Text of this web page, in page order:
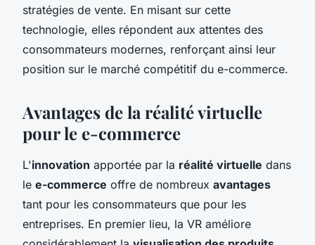
stratégies de vente. En misant sur cette
technologie, elles répondent aux attentes des
consommateurs modernes, renforçant ainsi leur
position sur le marché compétitif du e-commerce.
Avantages de la réalité virtuelle
pour le e-commerce
L'innovation apportée par la réalité virtuelle dans
le e-commerce offre de nombreux avantages
tant pour les consommateurs que pour les
entreprises. En premier lieu, la VR améliore